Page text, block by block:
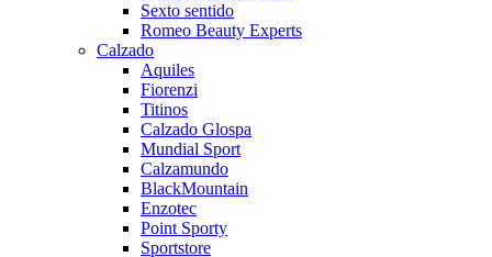
Sexto sentido
Romeo Beauty Experts
Calzado
Aquiles
Fiorenzi
Titinos
Calzado Glospa
Mundial Sport
Calzamundo
BlackMountain
Enzotec
Point Sporty
Sportstore